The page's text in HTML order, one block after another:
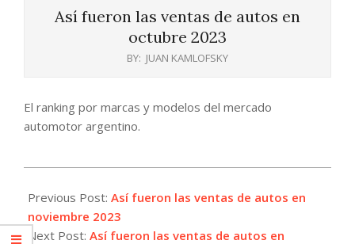
EntreAsí fueron las ventas de autos en
octubre 2023
BY: JUAN KAMLOFSKY
El ranking por marcas y modelos del mercado
automotor argentino.
04-
22
Previous Post: Así fueron las ventas de autos en
noviembre 2023
Next Post: Así fueron las ventas de autos en